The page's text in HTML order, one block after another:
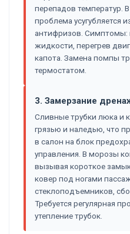
перепадов температур.
проблема усугубляется
антифризов.
жидкости, перегрев
капота. Замена помпы
термостатом.
3. Замерзание
Сливные трубки люка и
грязью и наледью, что
в салон на блок
управления. В морозы
вызывая короткое
ковер под ногами
стеклоподъемников,
Требуется регулярная
утепление трубок.